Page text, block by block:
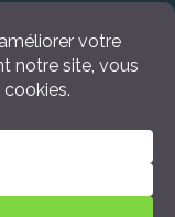
(2009 - 2026)